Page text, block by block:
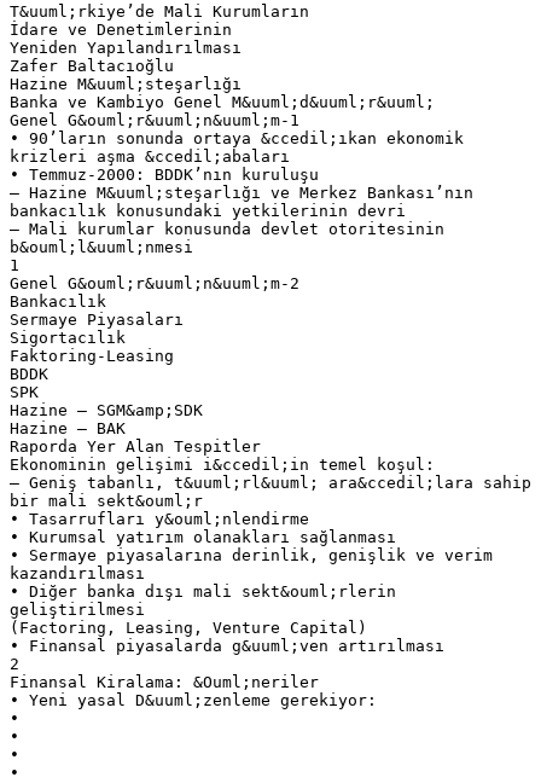
T&uuml;rkiye’de Mali Kurumların
İdare ve Denetimlerinin
Yeniden Yapılandırılması
Zafer Baltacıoğlu
Hazine M&uuml;steşarlığı
Banka ve Kambiyo Genel M&uuml;d&uuml;r&uuml;
Genel G&ouml;r&uuml;n&uuml;m-1
• 90’ların sonunda ortaya &ccedil;ıkan ekonomik
krizleri aşma &ccedil;abaları
• Temmuz-2000: BDDK’nın kuruluşu
– Hazine M&uuml;steşarlığı ve Merkez Bankası’nın
bankacılık konusundaki yetkilerinin devri
– Mali kurumlar konusunda devlet otoritesinin
b&ouml;l&uuml;nmesi
1
Genel G&ouml;r&uuml;n&uuml;m-2
Bankacılık
Sermaye Piyasaları
Sigortacılık
Faktoring-Leasing
BDDK
SPK
Hazine – SGM&amp;SDK
Hazine – BAK
Raporda Yer Alan Tespitler
Ekonominin gelişimi i&ccedil;in temel koşul:
– Geniş tabanlı, t&uuml;rl&uuml; ara&ccedil;lara sahip
bir mali sekt&ouml;r
• Tasarrufları y&ouml;nlendirme
• Kurumsal yatırım olanakları sağlanması
• Sermaye piyasalarına derinlik, genişlik ve verim
kazandırılması
• Diğer banka dışı mali sekt&ouml;rlerin
geliştirilmesi
(Factoring, Leasing, Venture Capital)
• Finansal piyasalarda g&uuml;ven artırılması
2
Finansal Kiralama: &Ouml;neriler
• Yeni yasal D&uuml;zenleme gerekiyor:
•
•
•
•